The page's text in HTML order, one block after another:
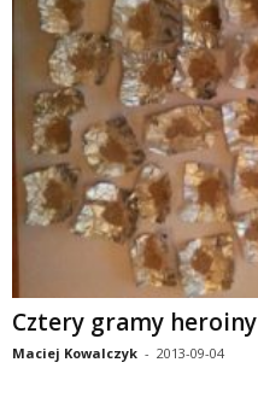
Cztery gramy heroiny
Maciej Kowalczyk - 2013-09-04